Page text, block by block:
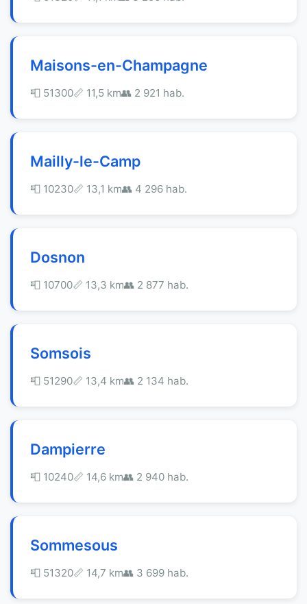
Maisons-en-Champagne
📮 51300📏 11,5 km👥 2 921 hab.
Mailly-le-Camp
📮 10230📏 13,1 km👥 4 296 hab.
Dosnon
📮 10700📏 13,3 km👥 2 877 hab.
Somsois
📮 51290📏 13,4 km👥 2 134 hab.
Dampierre
📮 10240📏 14,6 km👥 2 940 hab.
Sommesous
📮 51320📏 14,7 km👥 3 699 hab.